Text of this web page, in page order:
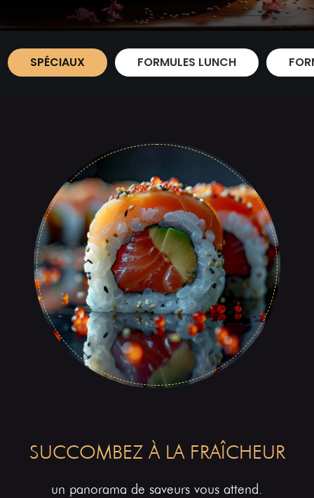
SPÉCIAUX FORMULES LUNCH
SUCCOMBEZ À LA FRAÎCHEUR
un panorama de saveurs vous attend.